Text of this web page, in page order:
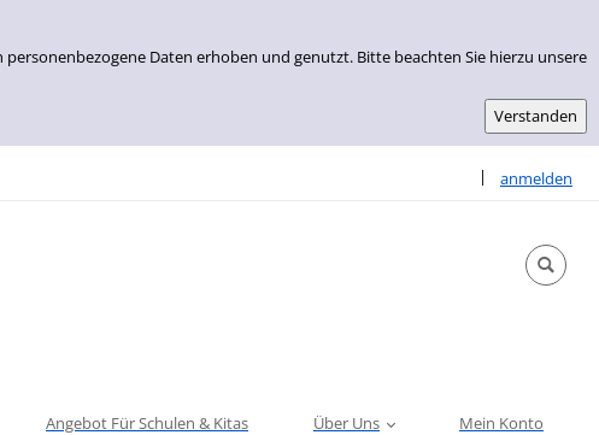
Daten erhoben und genutzt. Bitte beachten Sie hierzu unsere
| anmelden
Sprache
Angebot Für Schulen & Kitas Über Uns Mein Konto